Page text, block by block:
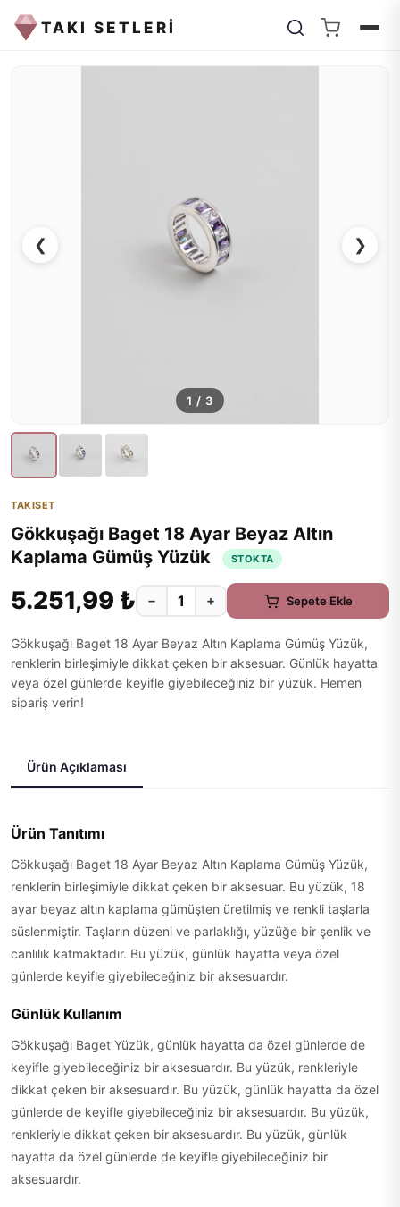
TAKI SETLERİ
❮ ❯
1 / 3
TAKISET
Gökkuşağı Baget 18 Ayar Beyaz Altın
Kaplama Gümüş Yüzük
STOKTA
5.251,99 ₺ − + Sepete Ekle
Gökkuşağı Baget 18 Ayar Beyaz Altın Kaplama Gümüş Yüzük,
renklerin birleşimiyle dikkat çeken bir aksesuar. Günlük hayatta
veya özel günlerde keyifle giyebileceğiniz bir yüzük. Hemen
sipariş verin!
Ürün Açıklaması
Ürün Tanıtımı
Gökkuşağı Baget 18 Ayar Beyaz Altın Kaplama Gümüş Yüzük,
renklerin birleşimiyle dikkat çeken bir aksesuar. Bu yüzük, 18
ayar beyaz altın kaplama gümüşten üretilmiş ve renkli taşlarla
süslenmiştir. Taşların düzeni ve parlaklığı, yüzüğe bir şenlik ve
canlılık katmaktadır. Bu yüzük, günlük hayatta veya özel
günlerde keyifle giyebileceğiniz bir aksesuardır.
Günlük Kullanım
Gökkuşağı Baget Yüzük, günlük hayatta da özel günlerde de
keyifle giyebileceğiniz bir aksesuardır. Bu yüzük, renkleriyle
dikkat çeken bir aksesuardır. Bu yüzük, günlük hayatta da özel
günlerde de keyifle giyebileceğiniz bir aksesuardır. Bu yüzük,
renkleriyle dikkat çeken bir aksesuardır. Bu yüzük, günlük
hayatta da özel günlerde de keyifle giyebileceğiniz bir
aksesuardır.